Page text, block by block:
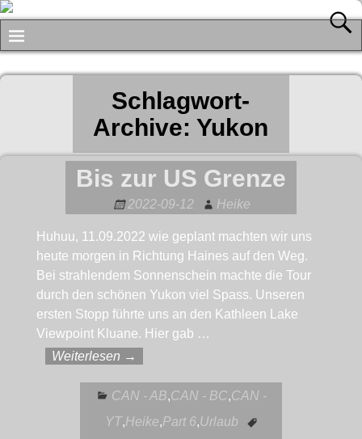
Schlagwort-
Archive:Yukon
Bis zur US Grenze
2022-09-12 Heike
Huhuu, 11.09.2022 wie geplant machten wir uns
heute morgen in Richtung Haines auf den Weg.
Bei strahlendem Sonnenschein machte die Tour
durch den schönen Yukon viel Spass. Unseren
ersten Stopp führte uns an den Kathleen Lake
Viewpoint Kluane. Hier gab …
Weiterlesen →
CAN - AB,CAN - BC,CAN -
YT,Heike,Part 6,Urlaub